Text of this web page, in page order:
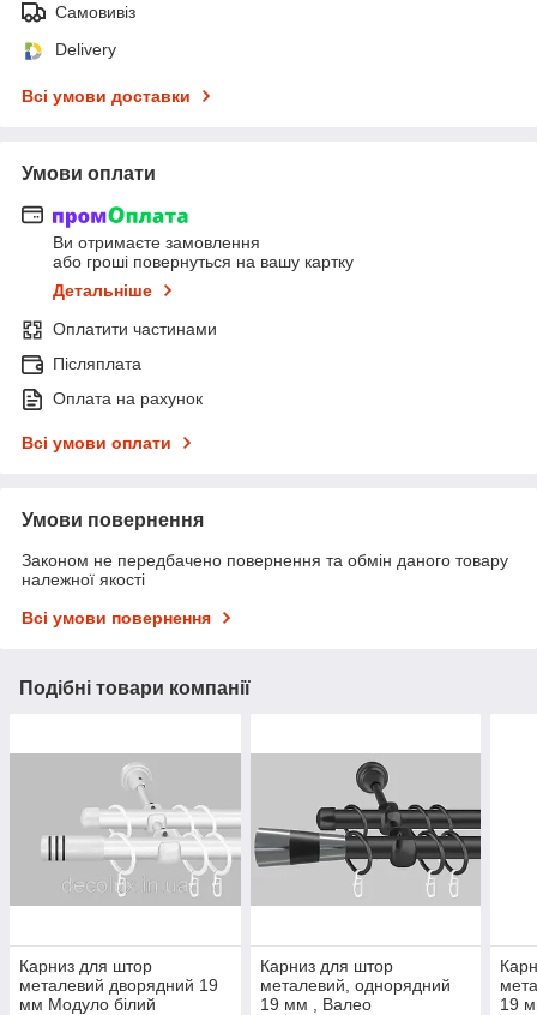
Самовивіз
Delivery
Всі умови доставки
Умови оплати
Ви отримаєте замовлення
або гроші повернуться на вашу картку
Детальніше
Оплатити частинами
Післяплата
Оплата на рахунок
Всі умови оплати
Умови повернення
Законом не передбачено повернення та обмін даного товару
належної якості
Всі умови повернення
Подібні товари компанії
Карниз для штор
металевий дворядний 19
мм Модуло білий
Карниз для штор
металевий, однорядний
19 мм , Валео
19